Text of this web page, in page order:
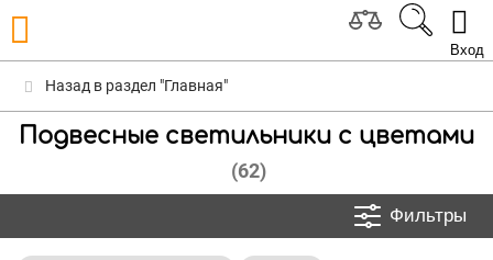
Вход
Назад в раздел "Главная"
Подвесные светильники с цветами
(62)
Фильтры